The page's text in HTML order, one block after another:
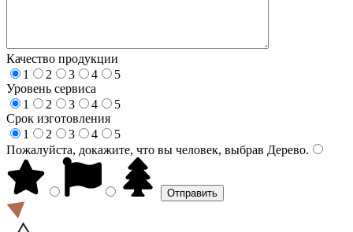
Качество продукции
1
2 3 4
5
Уровень сервиса
1
2 3 4
5
Срок изготовления
1
2 3 4
5
Пожалуйста, докажите, что вы человек, выбрав Дерево.